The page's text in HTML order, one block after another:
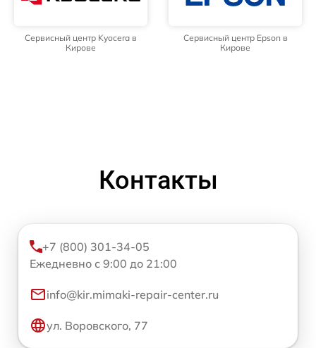
Сервисный центр Kyocera в
Кирове
Сервисный центр Epson в
Кирове
Контакты
+7 (800) 301-34-05
Ежедневно с 9:00 до 21:00
info@kir.mimaki-repair-center.ru
ул. Воровского, 77